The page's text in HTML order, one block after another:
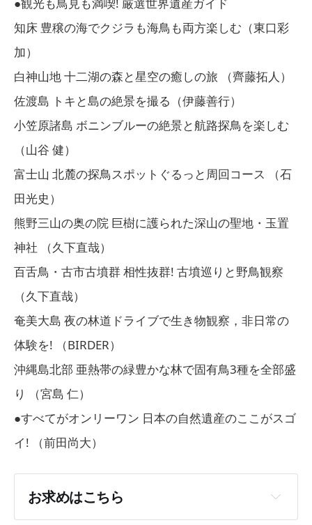
●観光も鳥見も満喫! 厳選世界遺産ガイド
知床 豊穣の海でクジラも海鳥も両方楽しむ（東口彩
加）
白神山地 十二湖の森と星空の癒しの旅 （齊藤拓人）
佐渡島 トキと島の絶景を撮る（伊藤善行）
小笠原諸島 ボニンブルーの絶景と航路探鳥を楽しむ
（山谷 健）
富士山 北麓の探鳥スポットぐるっと周回コース （石
田光史）
熊野三山の奥の院 巨樹に護られた深山の聖地・玉置
神社 （久下直哉）
百舌鳥・古市古墳群 相性抜群! 古墳巡りと野鳥観察
（久下直哉）
奄美大島 夜の林道ドライブで生き物観察，非日常の
体験を! （BIRDER）
沖縄島北部 亜熱帯の緑豊かな林で固有鳥3種を全部盛
り （宮島 仁）
●すべてがオンリーワン 日本の自然遺産のここがスゴ
イ! （前田尚大）
お求めはこちら
［紙版］